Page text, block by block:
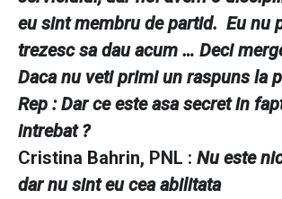
eu sint membru de partid. Eu nu
trezesc sa dau acum … Deci
Daca nu veti primi un raspuns la
Rep : Dar ce este asa secret in
intrebat ?
Cristina Bahrin, PNL : Nu este
dar nu sint eu cea abilitata